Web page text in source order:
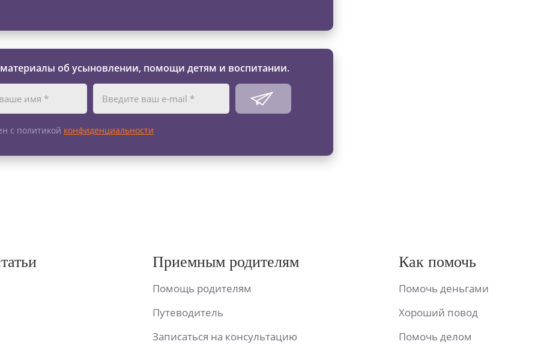
об усыновлении, помощи детям и воспитании.
с политикой конфиденциальности
Приемным родителям
Помощь родителям
Путеводитель
Записаться на консультацию
Как помочь
Помочь деньгами
Хороший повод
Помочь делом